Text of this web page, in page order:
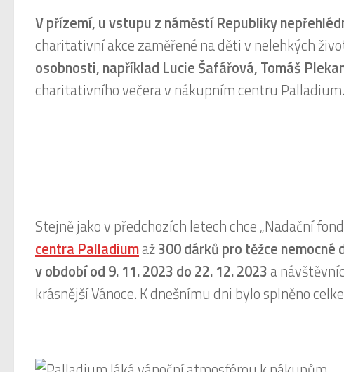
V přízemí, u vstupu z náměstí Republiky
charitativní akce zaměřené na děti v nelehkých
osobnosti, například Lucie Šafářová, Tomáš
charitativního večera v nákupním centru Palladium.
Stejně jako v předchozích letech chce „Nadační
centra Palladiumaž300 dárků pro těžce
v období od 9. 11. 2023 do 22. 12. 2023a
krásnější Vánoce. K dnešnímu dni bylo splněno